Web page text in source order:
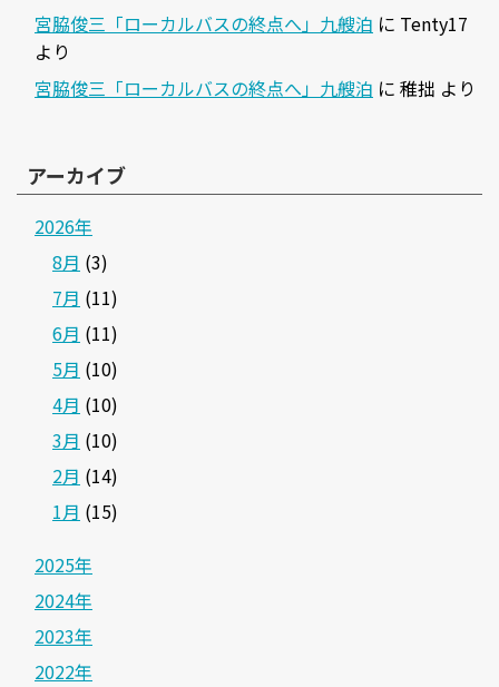
宮脇俊三「ローカルバスの終点へ」九艘泊 に Tenty17
より
宮脇俊三「ローカルバスの終点へ」九艘泊 に 稚拙 より
アーカイブ
2026年
8月 (3)
7月 (11)
6月 (11)
5月 (10)
4月 (10)
3月 (10)
2月 (14)
1月 (15)
2025年
2024年
2023年
2022年